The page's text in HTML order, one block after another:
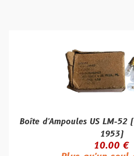
Boîte d'Ampoules US LM-52
1953)
10.00 €